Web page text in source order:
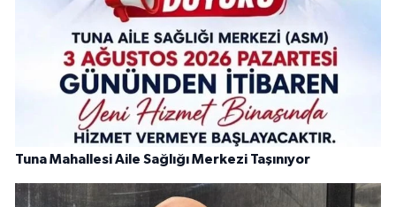
Tuna Mahallesi Aile Sağlığı Merkezi Taşınıyor